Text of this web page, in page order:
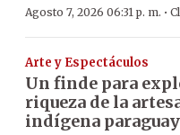
Agosto 7, 2026 06:31 p. m. ·
Arte y Espectáculos
Un finde para
riqueza de la
indígena